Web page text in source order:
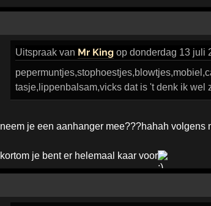
Uitspraakvan Mr Kingop donderdag 13 juli
tasje,lippenbalsam,vicks dat is 't denk ik wel
neem je een aanhanger mee???hahah volgens
kortom je bent er helemaal kaar voor